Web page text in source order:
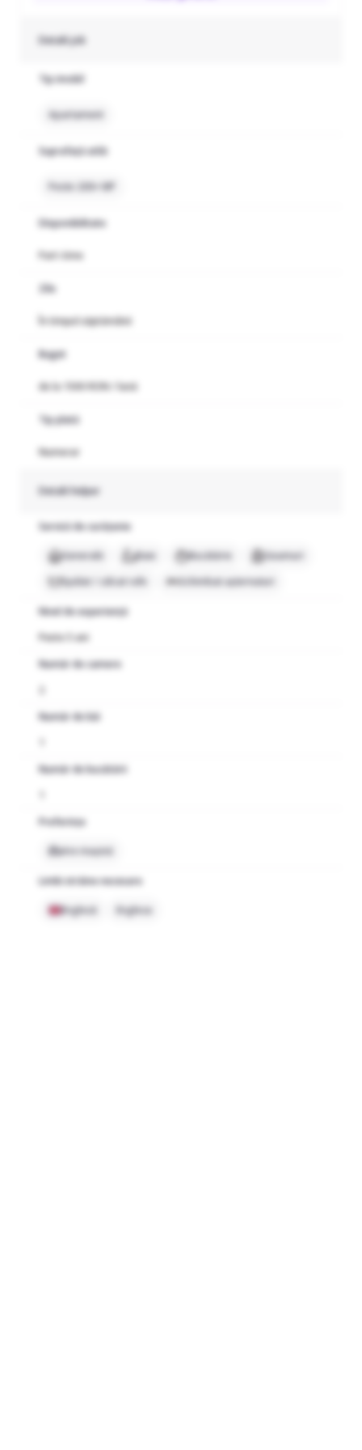
Detalii job
Tip imobil
Apartament
Suprafață utilă
Peste 200+ MP
Disponibilitate
Part-time
Zile
În timpul săptămânii
Buget
de la 1500 RON / lună
Tip plată
Numerar
Detalii helper
Servicii de curățenie
Generală Baie Bucătărie
Geamuri
Spălat / călcat rufe
Schimbat așternuturi
Nivel de experiență
Peste 5 ani
Număr de camere
Număr de băi
Număr de bucătării
Preferințe
Are mașină
Limbi străine necesare
Engleză Engleza